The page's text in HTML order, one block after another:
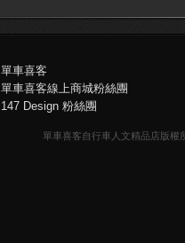
單車喜客
單車喜客線上商城粉絲團
147 Design 粉絲團
單車喜客自行車人文精品店版